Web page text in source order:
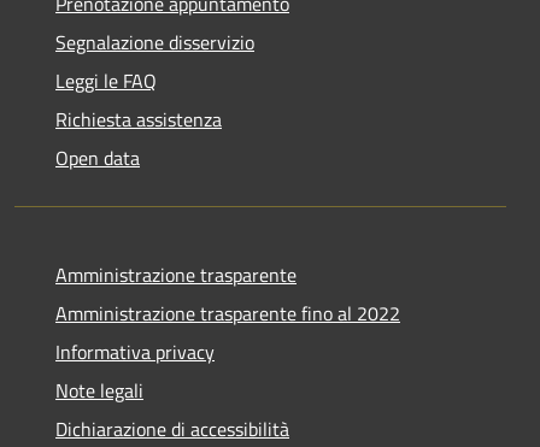
Segnalazione disservizio
Leggi le FAQ
Richiesta assistenza
Open data
Amministrazione trasparente
Amministrazione trasparente fino al 2022
Informativa privacy
Note legali
Dichiarazione di accessibilità